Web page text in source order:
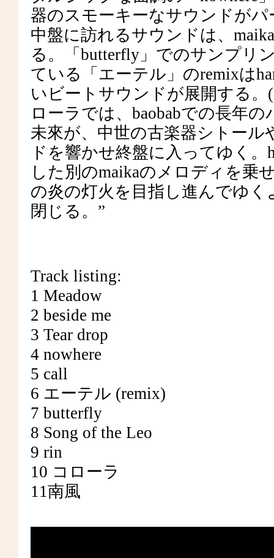
器のスモーキーなサウンドが
中盤に訪れるサウンドは、
る。「butterfly」でのサンプリ
ている「エーテル」のremixは
いビートサウンドが展開する。
ローラでは、baobabでの長年
未來が、中世の古楽器シトー
ドを響かせ終盤に入ってゆく。
した別のmaikaのメロディを乗
の炎の灯火を目指し進んでゆ
閉じる。”
Track listing:
1 Meadow
2 beside me
3 Tear drop
4 nowhere
5 call
6 エーテル (remix)
7 butterfly
8 Song of the Leo
9 rin
10 コローラ
11南風